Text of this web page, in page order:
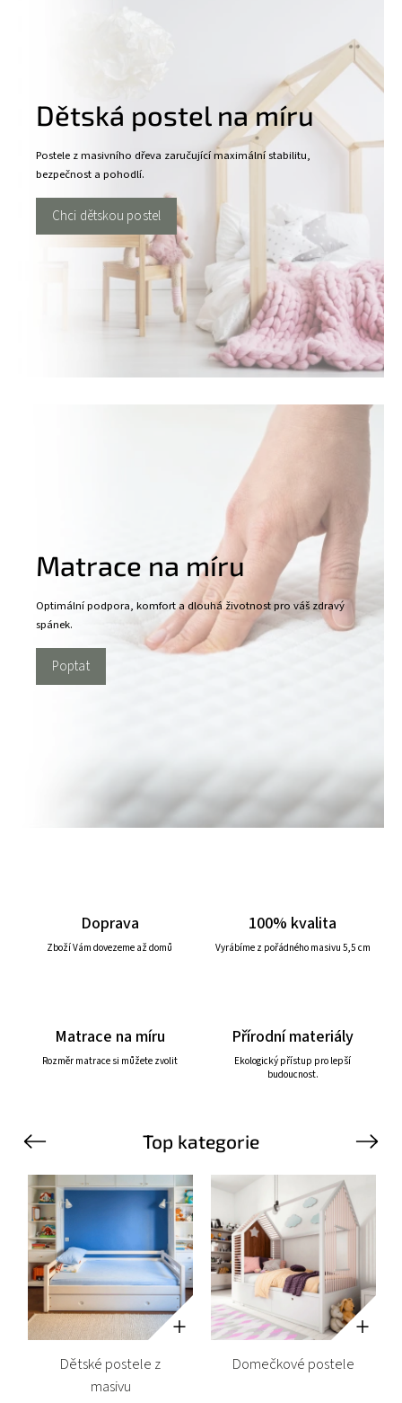
Dětská postel na míru
Postele z masivního dřeva zaručující maximální stabilitu,
bezpečnost a pohodlí.
Chci dětskou postel
Matrace na míru
Optimální podpora, komfort a dlouhá životnost pro váš zdravý
spánek.
Poptat
Doprava
Zboží Vám dovezeme až domů
100% kvalita
Vyrábíme z pořádného masivu 5,5 cm
Matrace na míru
Rozměr matrace si můžete zvolit
Přírodní materiály
Ekologický přístup pro lepší
budoucnost.
Top kategorie
Previous
Dětské postele z
masivu
Domečkové postele
Next